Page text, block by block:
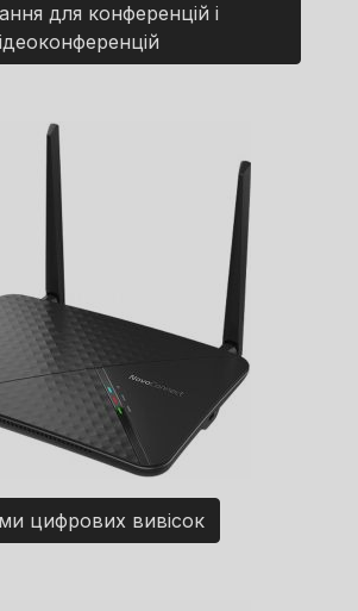
для конференцій і
цифрових вивісок